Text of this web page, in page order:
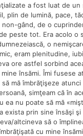
a fost luat de un
plin de lumină, pace,
non-gând, de o
peste tot. Era acolo o
o
eram plenitudine,
ore astfel sorbind
însămi. Îmi fusese
mă îmbrăţişeze atunci
simţeam că în
ea nu poate să mă
exista prin sine însăşi şi
altcineva să o
cu mine